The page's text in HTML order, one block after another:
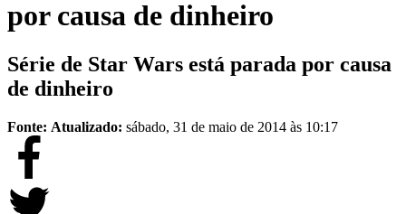
por causa de dinheiro
Série de Star Wars está parada por causa
de dinheiro
Fonte: Atualizado: sábado, 31 de maio de 2014 às 10:17